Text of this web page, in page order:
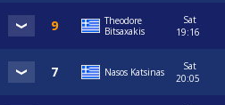
Theodore
Bitsaxakis
Sat
19:16
Nasos Katsinas
Sat
20:05